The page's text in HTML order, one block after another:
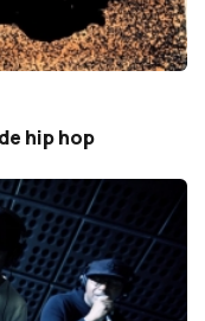
hip hop